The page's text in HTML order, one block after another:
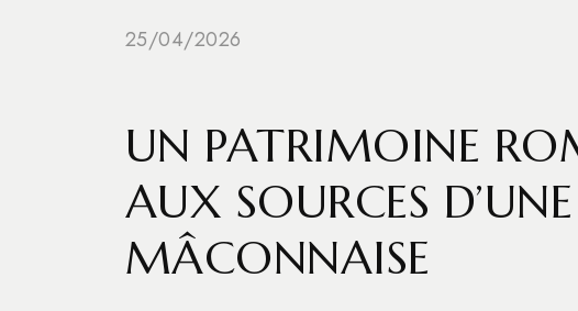
25/04/2026
UN PATRIMOINE
AUX SOURCES
MÂCONNAISE